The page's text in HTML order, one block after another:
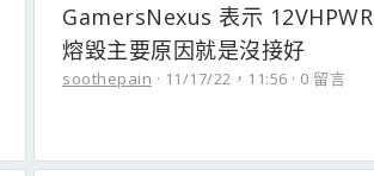
GamersNexus 表示 12VHPWR
熔毀主要原因就是沒接好
soothepain 11/17/22，11:56 0 留言